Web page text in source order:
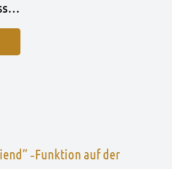
‑Funktion auf der